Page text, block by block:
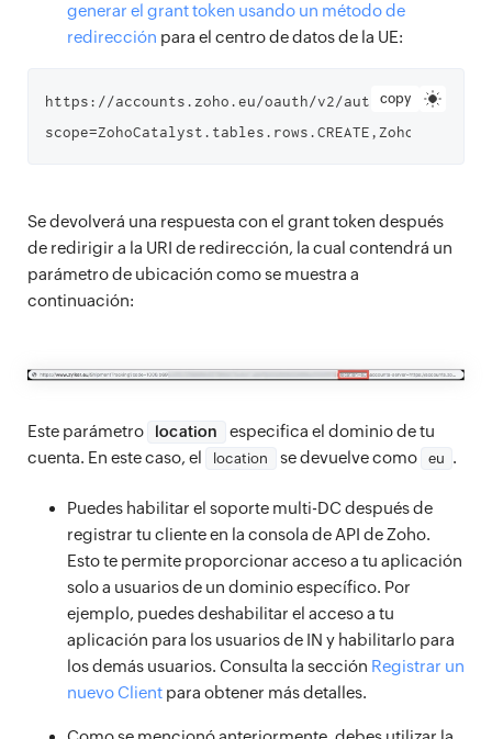
generar el grant token usando un método de
redirección para el centro de datos de la UE:
copy
https://accounts.zoho.eu/oauth/v2/auth?
Se devolverá una respuesta con el grant token después
de redirigir a la URI de redirección, la cual contendrá un
parámetro de ubicación como se muestra a
continuación:
Este parámetro location
especifica el dominio de tu
cuenta. En este caso, el
location se devuelve como eu .
Puedes habilitar el soporte multi-DC después de
registrar tu cliente en la consola de API de Zoho.
Esto te permite proporcionar acceso a tu aplicación
solo a usuarios de un dominio específico. Por
ejemplo, puedes deshabilitar el acceso a tu
aplicación para los usuarios de IN y habilitarlo para
los demás usuarios. Consulta la sección Registrar un
nuevo Client para obtener más detalles.